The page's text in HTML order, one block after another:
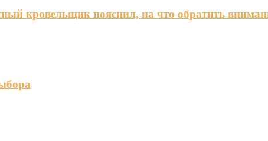
кровельщик пояснил, на что обратить